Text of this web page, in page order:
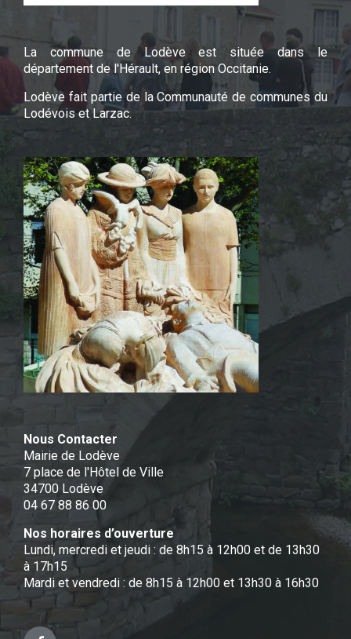
La commune de Lodève est située dans le
département de l'Hérault, en région Occitanie.
Lodève fait partie de la Communauté de communes du
Lodévois et Larzac.
Nous Contacter
Mairie de Lodève
7 place de l'Hôtel de Ville
34700 Lodève
04 67 88 86 00
Nos horaires d’ouverture
Lundi, mercredi et jeudi : de 8h15 à 12h00 et de 13h30
à 17h15
Mardi et vendredi : de 8h15 à 12h00 et 13h30 à 16h30